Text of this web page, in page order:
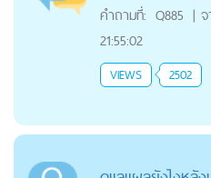
คำถามที่: Q885 |
21:55:02
VIEWS 2502